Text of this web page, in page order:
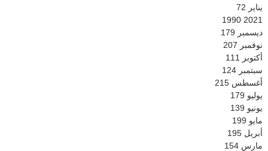
يناير 72
2021
1990
ديسمبر 179
نوفمبر 207
أكتوبر
111
سبتمبر 124
أغسطس 215
يوليو 179
يونيو 139
مايو 199
أبريل 195
مارس 154